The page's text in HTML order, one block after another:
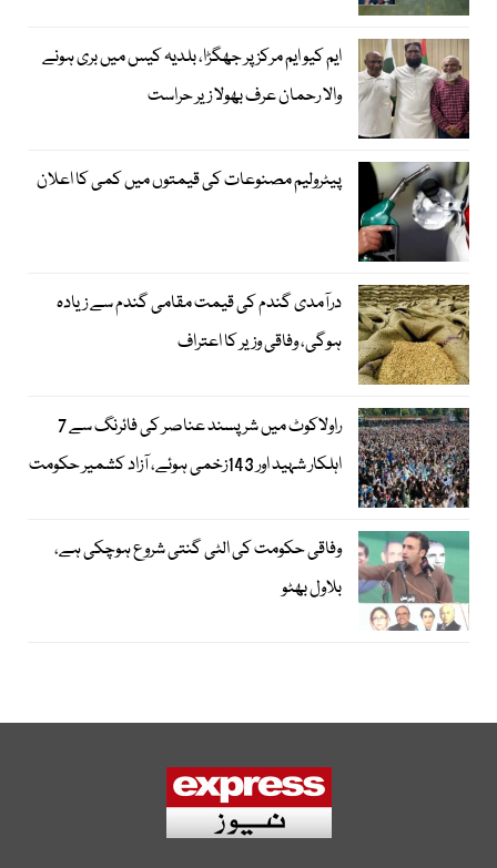
ایم کیو ایم مرکز پر جھگڑا، بلدیہ کیس میں بری ہونے
والا رحمان عرف بھولا زیر حراست
پیٹرولیم مصنوعات کی قیمتوں میں کمی کا اعلان
درآمدی گندم کی قیمت مقامی گندم سے زیادہ
ہوگی، وفاقی وزیر کا اعتراف
راولاکوٹ میں شرپسند عناصر کی فائرنگ سے 7
اہلکار شہید اور 143زخمی ہوئے، آزاد کشمیر حکومت
وفاقی حکومت کی الٹی گنتی شروع ہوچکی ہے،
بلاول بھٹو